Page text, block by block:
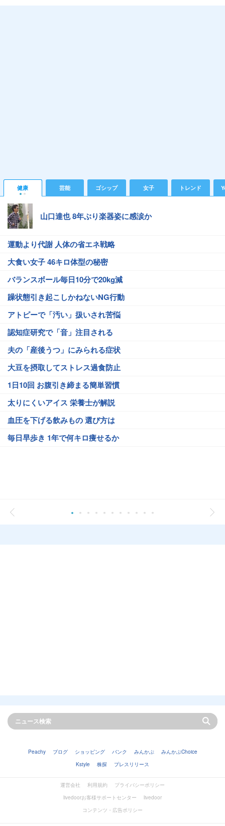
健康 芸能 ゴシップ 女子 トレンド
山口達也 8年ぶり楽器姿に感涙か
運動より代謝 人体の省エネ戦略
大食い女子 46キロ体型の秘密
バランスボール毎日10分で20kg減
躁状態引き起こしかねないNG行動
アトピーで「汚い」扱いされ苦悩
認知症研究で「音」注目される
夫の「産後うつ」にみられる症状
大豆を摂取してストレス過食防止
1日10回 お腹引き締まる簡単習慣
太りにくいアイス 栄養士が解説
血圧を下げる飲みもの 選び方は
毎日早歩き 1年で何キロ痩せるか
Peachy ブログ ショッピング バンク みんかぶ
みんかぶChoice
Kstyle
株探 プレスリリース
運営会社 利用規約
プライバシーポリシー
livedoorお客様サポートセンター
livedoor
コンテンツ・広告ポリシー